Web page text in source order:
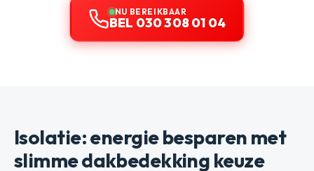
NU BEREIKBAAR
BEL 030 308 01 04
Isolatie: energie besparen met
slimme dakbedekking keuze